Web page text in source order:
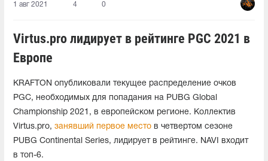
1 авг 2021 4 0
Virtus.pro лидирует в рейтинге PGC 2021 в
Европе
KRAFTON опубликовали текущее распределение очков
PGC, необходимых для попадания на PUBG Global
Championship 2021, в европейском регионе. Коллектив
Virtus.pro, занявший первое место в четвертом сезоне
PUBG Continental Series, лидирует в рейтинге. NAVI входит
в топ-6.